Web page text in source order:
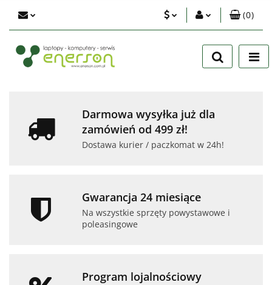
Zaloguj się
Zarejestruj się
(0)
Darmowa wysyłka już dla
zamówień od 499 zł!
Dostawa kurier / paczkomat w 24h!
Gwarancja 24 miesiące
Na wszystkie sprzęty powystawowe i
poleasingowe
Program lojalnościowy